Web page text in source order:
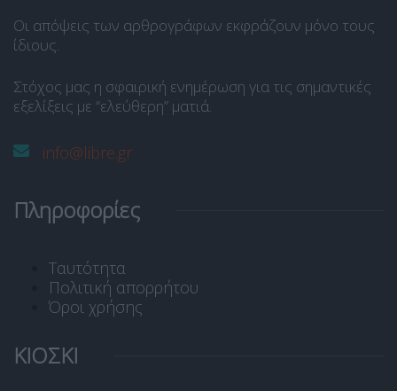
Οι απόψεις των αρθρογράφων εκφράζουν μόνο τους
ίδιους.
Στόχος μας η σφαιρική ενημέρωση για τις σημαντικές
εξελίξεις με “ελεύθερη” ματιά.
info@libre.gr
Πληροφορίες
Ταυτότητα
Πολιτική απορρήτου
Όροι χρήσης
ΚΙΟΣΚΙ